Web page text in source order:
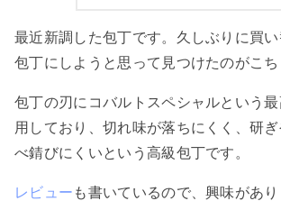
最近新調した包丁です。久しぶりに買
包丁にしようと思って見つけたのがこち
包丁の刃にコバルトスペシャルという
用しており、切れ味が落ちにくく、研
べ錆びにくいという高級包丁です。
レビュー も書いているので、興味があ